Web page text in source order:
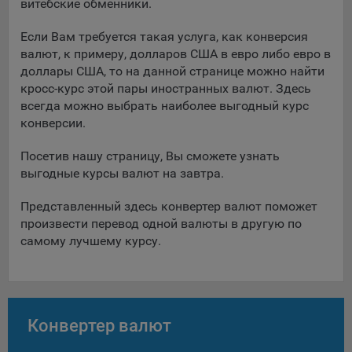
Подобные функции улучшают условия работы
9.3. Файлы cookie предпочтений, например, для настройки
контента. Данные файлы cookie собирают информацию о
выборе пользователя на сайте и его предпочтениях и
позволяют Обществу «запомнить» информацию о
выбранном пользователем городе и других местных
настраивать сайт.
9.4. Аналитические файлы cookie, например
Яндекс.Метрика, Google Analytics. Данные файлы cookie
собирают информацию о том, как пользователь
использовал сайты, и позволяют Обществу вносить в них
улучшения.
сайта, а также позволяют оценить эффективность
витебские обменники.
Если Вам требуется такая услуга, как конверсия
валют, к примеру, долларов США в евро либо евро в
доллары США, то на данной странице можно найти
кросс-курс этой пары иностранных валют. Здесь
всегда можно выбрать наиболее выгодный курс
конверсии.
Посетив нашу страницу, Вы сможете узнать
выгодные курсы валют на завтра.
Представленный здесь конвертер валют поможет
произвести перевод одной валюты в другую по
самому лучшему курсу.
Конвертер валют